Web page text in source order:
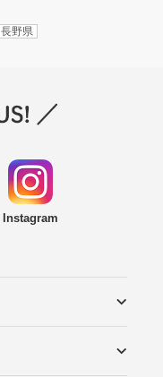
長野県
Instagram